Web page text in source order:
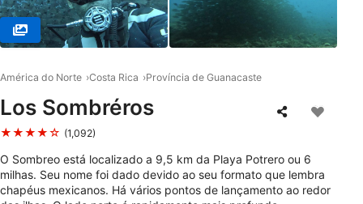
América do Norte Costa Rica Província de Guanacaste
Los Sombréros
★★★★☆ (1,092)
O Sombreo está localizado a 9,5 km da Playa Potrero ou 6
milhas. Seu nome foi dado devido ao seu formato que lembra
chapéus mexicanos. Há vários pontos de lançamento ao redor